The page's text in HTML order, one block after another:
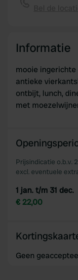
Informatie
mooie ingerichte
antieke
ontbijt, lunch,
met
Prijsindicatie o.b.v.
excl. eventuele
1 jan. t/m 31 dec.
€ 22,00
Geen